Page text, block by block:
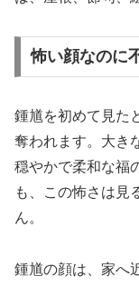
怖い顔なのに
鍾馗を初めて見た
奪われます。大き
穏やかで柔和な福
も、この怖さは見
ん。
鍾馗の顔は、家へ